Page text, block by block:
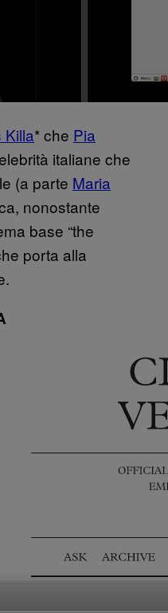
Killa* che Pia
italiane che
(a parte Maria
nonostante
base “the
porta alla